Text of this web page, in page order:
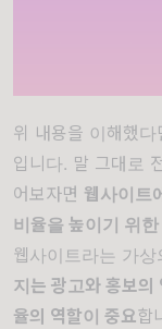
위 내용을 이해했
입니다. 말 그대로
어보자면 웹사이트
비율을 높이기 위
웹사이트라는 가
지는 광고와 홍보의
율의 역할이 중요합